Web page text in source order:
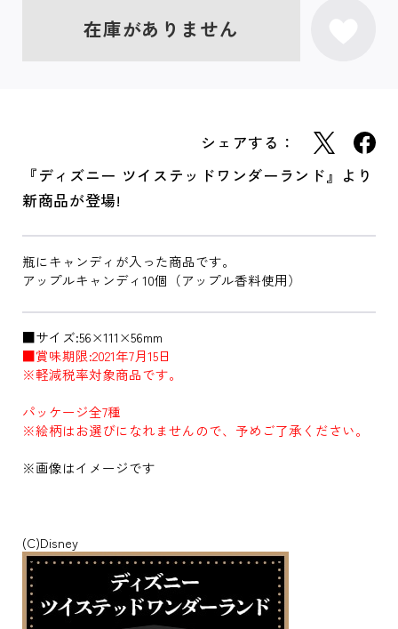
在庫がありません
シェアする：
『ディズニー ツイステッドワンダーランド』より
新商品が登場!
瓶にキャンディが入った商品です。
アップルキャンディ10個（アップル香料使用）
■サイズ:56×111×56mm
■賞味期限:2021年7月15日
※軽減税率対象商品です。
パッケージ全7種
※絵柄はお選びになれませんので、予めご了承ください。
※画像はイメージです
(C)Disney